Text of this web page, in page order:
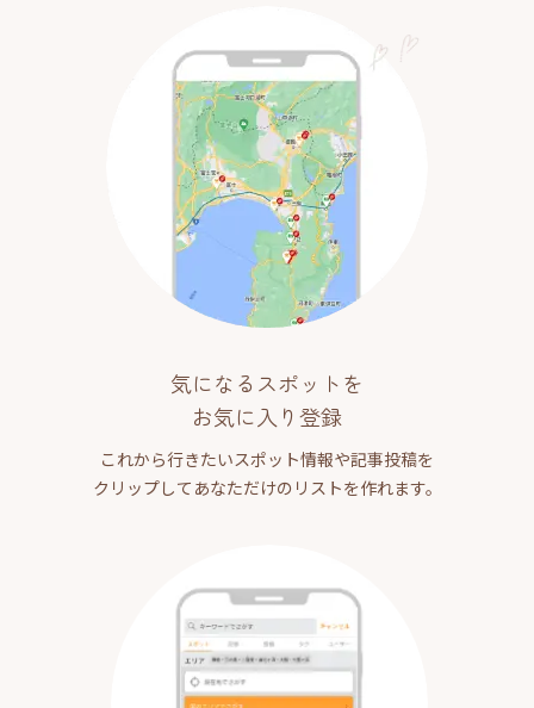
気になるスポットを
お気に入り登録
これから行きたいスポット情報や記事投稿を
クリップしてあなただけのリストを作れます。